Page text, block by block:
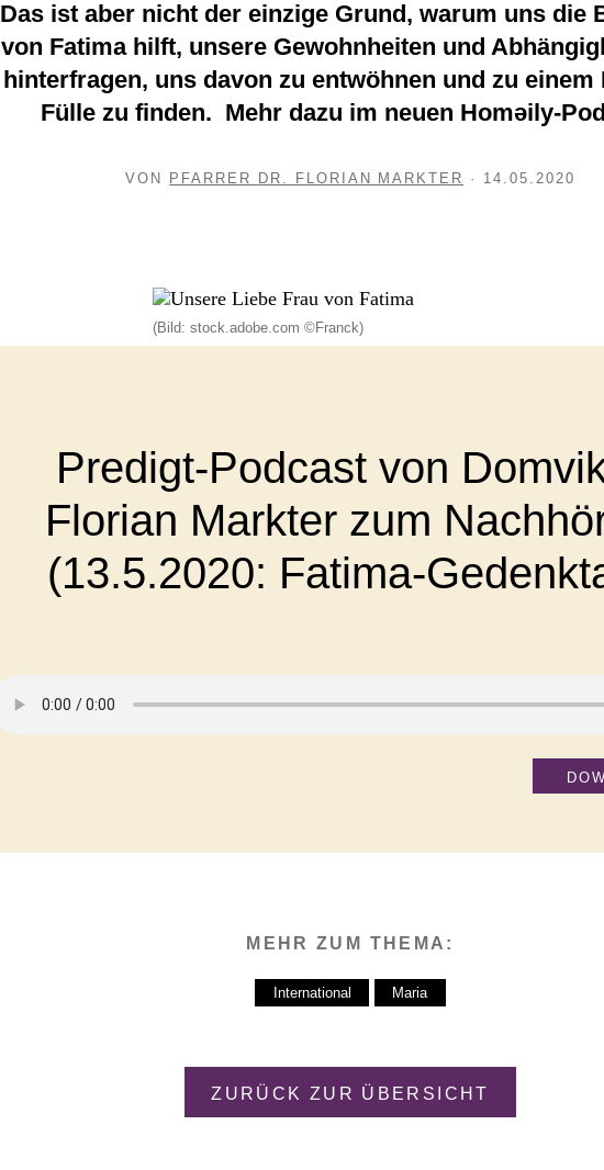
Das ist aber nicht der einzige Grund, warum uns die
von Fatima hilft, unsere Gewohnheiten und
hinterfragen, uns davon zu entwöhnen und zu einem
Fülle zu finden. Mehr dazu im neuen Homəily-
VON PFARRER DR. FLORIAN MARKTER · 14.05.2020
(Bild: stock.adobe.com ©Franck)
Predigt-Podcast von
Florian Markter zum
(13.5.2020: Fatima-
MEHR ZUM THEMA:
International Maria
ZURÜCK ZUR ÜBERSICHT